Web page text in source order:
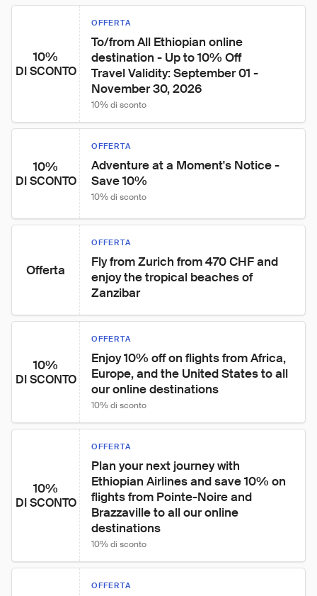
10%
DI SCONTO
OFFERTA
To/from All Ethiopian online
destination - Up to 10% Off
Travel Validity: September 01 -
November 30, 2026
10% di sconto
10%
DI SCONTO
OFFERTA
Adventure at a Moment's Notice -
Save 10%
10% di sconto
Offerta
OFFERTA
Fly from Zurich from 470 CHF and
enjoy the tropical beaches of
Zanzibar
10%
DI SCONTO
OFFERTA
Enjoy 10% off on flights from Africa,
Europe, and the United States to all
our online destinations
10% di sconto
10%
DI SCONTO
OFFERTA
Plan your next journey with
Ethiopian Airlines and save 10% on
flights from Pointe-Noire and
Brazzaville to all our online
destinations
10% di sconto
OFFERTA